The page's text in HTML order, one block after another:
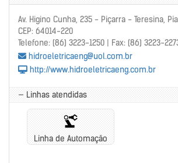
Av. Higino Cunha, 235 - Piçarra - Teresina,
CEP: 64014-220
Telefone: (86) 3223-1250 | Fax: (86) 3223-
hidroeletricaeng@uol.com.br
http://www.hidroeletricaeng.com.br
— Linhas atendidas
Linha de Automação